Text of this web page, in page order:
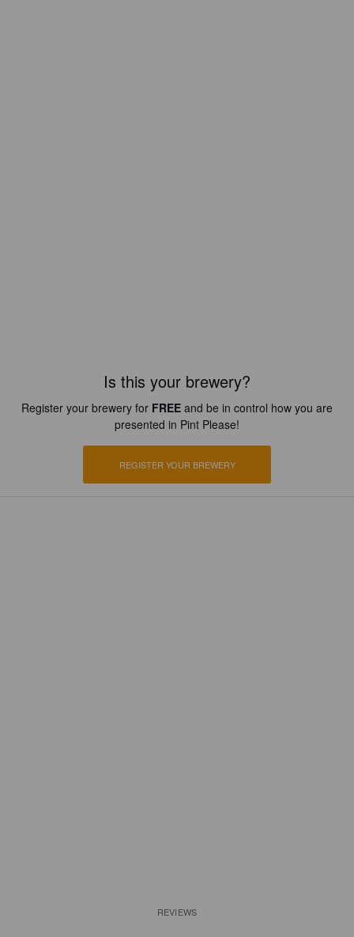
Is this your brewery?
Register your brewery for FREE and be in control how you are
presented in Pint Please!
REGISTER YOUR BREWERY
REVIEWS